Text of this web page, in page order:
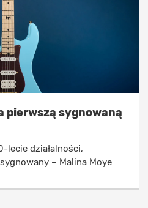
pierwszą sygnowaną
lecie działalności,
– Malina Moye